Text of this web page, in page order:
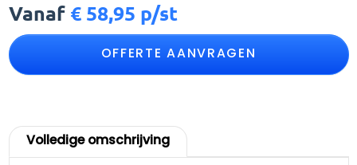
Vanaf €58,95 p/st
OFFERTE AANVRAGEN
Volledige omschrijving